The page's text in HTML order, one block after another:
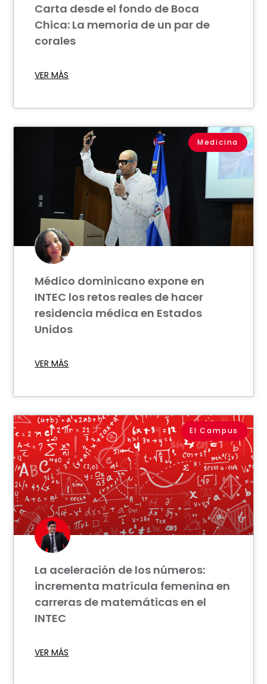
Carta desde el fondo de Boca
Chica: La memoria de un par de
corales
VER MÁS
Medicina
Médico dominicano expone en
INTEC los retos reales de hacer
residencia médica en Estados
Unidos
VER MÁS
El Campus
La aceleración de los números:
incrementa matrícula femenina en
carreras de matemáticas en el
INTEC
VER MÁS